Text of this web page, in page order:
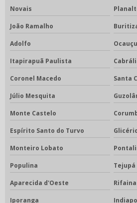
Novais
João Ramalho
Adolfo Ocauçu
Itapirapuã Paulista
Coronel Macedo Santa
Júlio Mesquita
Monte Castelo
Espírito Santo do Turvo
Monteiro Lobato
Populina Tejupá
Aparecida d'Oeste Rifaina
Iporanga